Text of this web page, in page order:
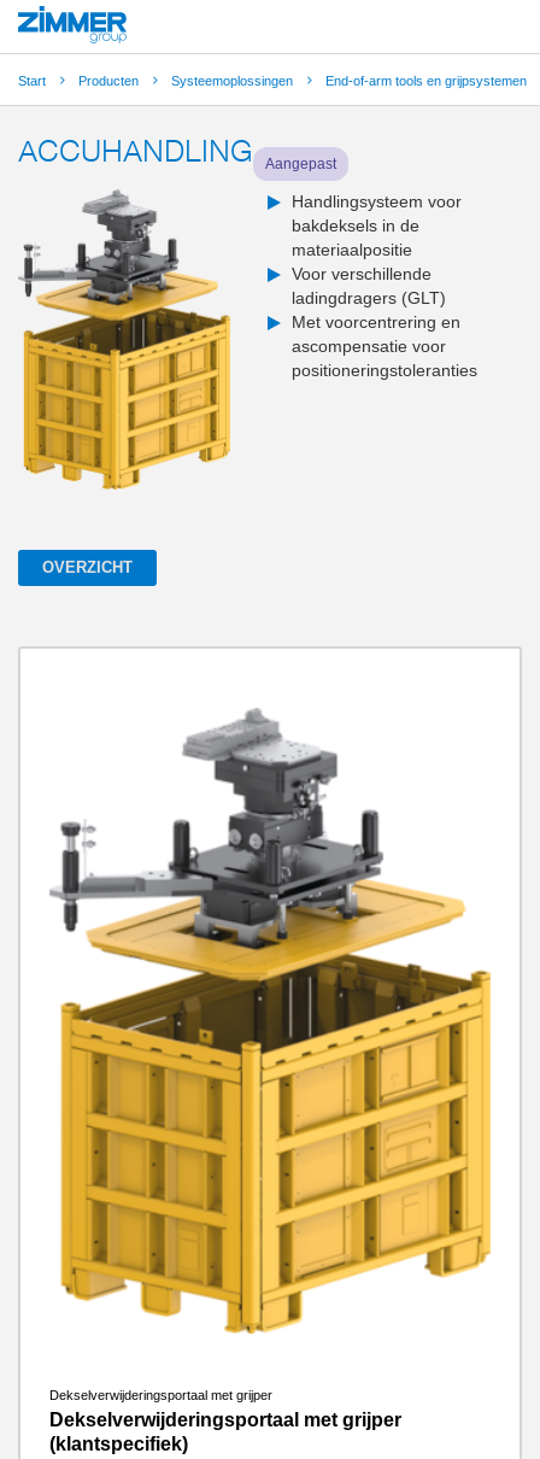
Start Producten Systeemoplossingen End-of-arm tools en grijpsystemen
ACCUHANDLING Aangepast
Handlingsysteem voor
bakdeksels in de
materiaalpositie
Voor verschillende
ladingdragers (GLT)
Met voorcentrering en
ascompensatie voor
positioneringstoleranties
OVERZICHT
Dekselverwijderingsportaal met grijper
Dekselverwijderingsportaal met grijper
(klantspecifiek)